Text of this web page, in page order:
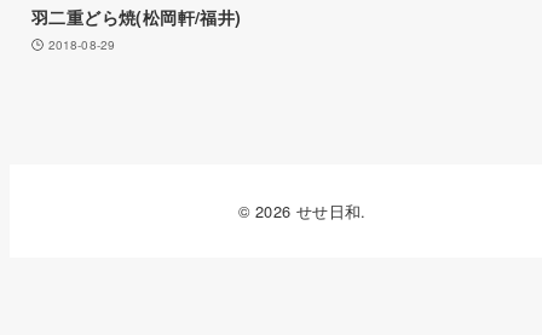
羽二重どら焼(松岡軒/福井)
2018-08-29
© 2026 せせ日和.